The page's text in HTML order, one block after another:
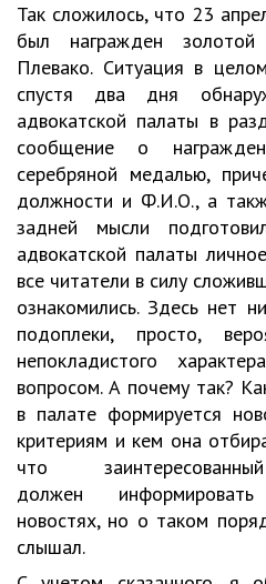
Так сложилось, что 23
был награжден
Плевако. Ситуация в
спустя два дня
адвокатской палаты в
сообщение о
серебряной медалью,
должности и Ф.И.О., а
задней мысли
адвокатской палаты
все читатели в силу
ознакомились. Здесь нет
подоплеки, просто,
непокладистого
вопросом. А почему так?
в палате формируется
критериям и кем она
что
должен информировать
новостях, но о таком
слышал.